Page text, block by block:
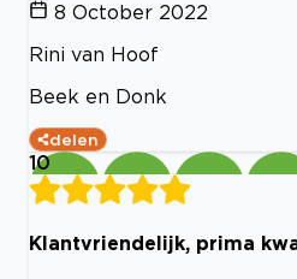
8 October 2022
Rini van Hoof
Beek en Donk
delen
10
Klantvriendelijk, prima